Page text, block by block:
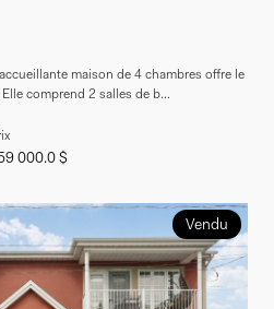
maison de 4 chambres offre le
comprend 2 salles de b...
000.0 $
Vendu